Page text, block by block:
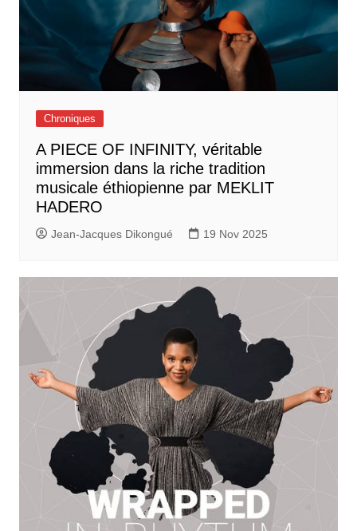
Chroniques
A PIECE OF INFINITY, véritable
immersion dans la riche tradition
musicale éthiopienne par MEKLIT
HADERO
Jean-Jacques Dikongué 19 Nov 2025